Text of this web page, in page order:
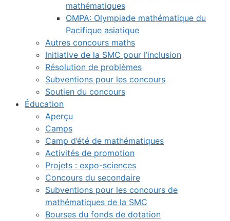
mathématiques
OMPA: Olympiade mathématique du
Pacifique asiatique
Autres concours maths
Initiative de la SMC pour l’inclusion
Résolution de problèmes
Subventions pour les concours
Soutien du concours
Éducation
Aperçu
Camps
Camp d’été de mathématiques
Activités de promotion
Projets : expo-sciences
Concours du secondaire
Subventions pour les concours de
mathématiques de la SMC
Bourses du fonds de dotation